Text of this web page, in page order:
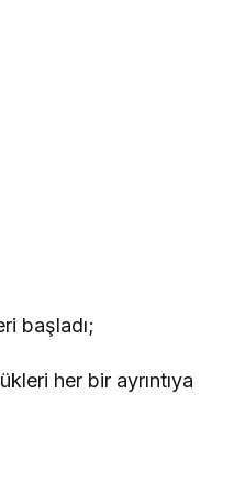
başladı;
her bir ayrıntıya